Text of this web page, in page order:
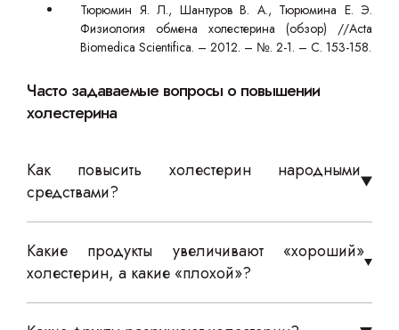
Тюрюмин Я. Л., Шантуров В. А., Тюрюмина Е. Э.
Физиология обмена холестерина (обзор) //Acta
Biomedica Scientifica. – 2012. – №. 2-1. – С. 153-158.
Часто задаваемые вопросы о повышении
холестерина
Как повысить холестерин народными
средствами?
Какие продукты увеличивают «хороший»
холестерин, а какие «плохой»?